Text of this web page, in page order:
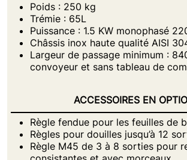
Poids : 250 kg
Trémie : 65L
Puissance : 1.5 KW monophasé
Châssis inox haute qualité AISI
Largeur de passage minimum :
convoyeur et sans tableau de
ACCESSOIRES EN
Règle fendue pour les feuilles de
Règles pour douilles jusqu’à 12
Règle M45 de 3 à 8 sorties pour